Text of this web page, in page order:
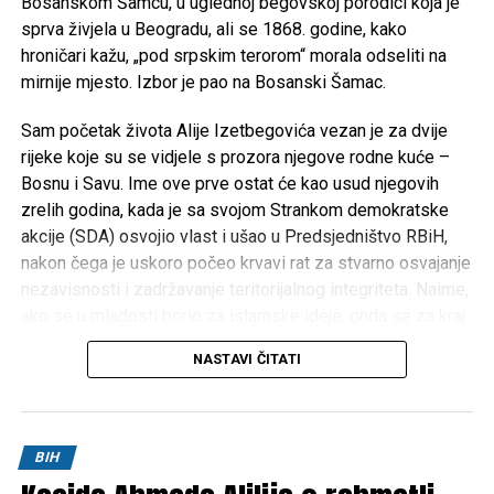
Mail
POVEZANE TEME: DRAGAN ČOVIĆ
JEANNE SHAHEEN
UP NEXT
Čović: Razgovarao sam s profesorom Kazazom i njegovi
stavovi su mi prihvatljivi, možemo raditi na tome
DON'T MISS
Kazaz za RTV HB: “Ukinuti sliku da je Čović demon za
Bošnjake, Komšić je najveća politička štetočina od
sprva živjela u Beogradu, ali se 1868. godine, kako
hroničari kažu, „pod srpskim terorom“ morala odseliti na
mirnije mjesto. Izbor je pao na Bosanski Šamac.
Sam početak života Alije Izetbegovića vezan je za dvije
rijeke koje su se vidjele s prozora njegove rodne kuće –
Bosnu i Savu. Ime ove prve ostat će kao usud njegovih
zrelih godina, kada je sa svojom Strankom demokratske
akcije (SDA) osvojio vlast i ušao u Predsjedništvo RBiH,
nakon čega je uskoro počeo krvavi rat za stvarno osvajanje
nezavisnosti i zadržavanje teritorijalnog integriteta. Naime,
Izetbegovićevog života može reći da je bio zaokupljen
borbom za prava bošnjačkog naroda i domovinu Bosnu i
ideje i ideale.
NASTAVI ČITATI
BIH